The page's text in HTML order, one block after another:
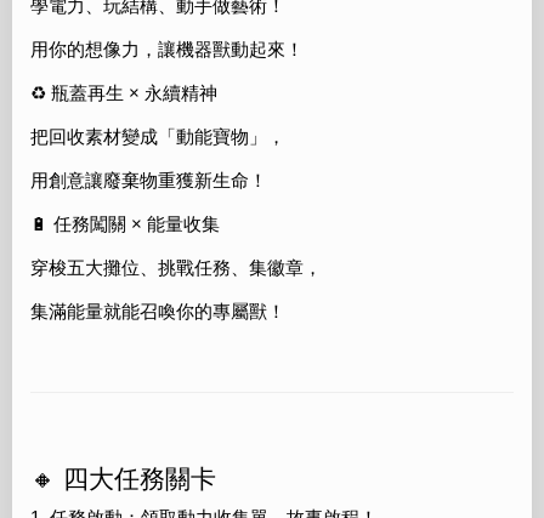
學電力、玩結構、動手做藝術！
用你的想像力，讓機器獸動起來！
♻️ 瓶蓋再生 × 永續精神
把回收素材變成「動能寶物」，
用創意讓廢棄物重獲新生命！
🔋 任務闖關 × 能量收集
穿梭五大攤位、挑戰任務、集徽章，
集滿能量就能召喚你的專屬獸！
🔸 四大任務關卡